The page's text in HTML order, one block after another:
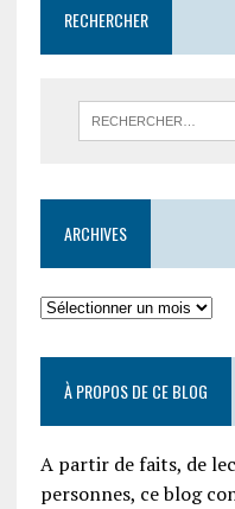
RECHERCHER
ARCHIVES
À PROPOS DE CE BLOG
A partir de faits, de
personnes, ce blog